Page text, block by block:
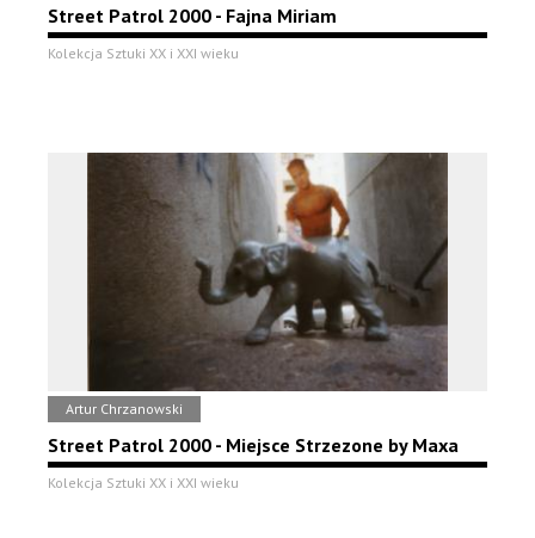
Street Patrol 2000 - Fajna Miriam
Kolekcja Sztuki XX i XXI wieku
Artur Chrzanowski
Street Patrol 2000 - Miejsce Strzezone by Maxa
Kolekcja Sztuki XX i XXI wieku